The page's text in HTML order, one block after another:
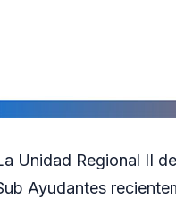
Unidad Regional II
Ayudantes